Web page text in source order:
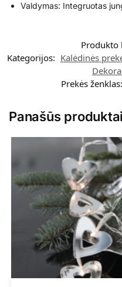
Valdymas: Integruotas
Produkto
Kategorijos: Kalėdinės
Prekės ženklas:
Panašūs produktai